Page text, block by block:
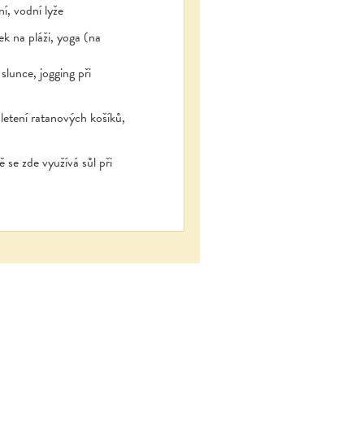
vodní lyže
na pláži, yoga (na
jogging při
ratanových košíků,
zde využívá sůl při